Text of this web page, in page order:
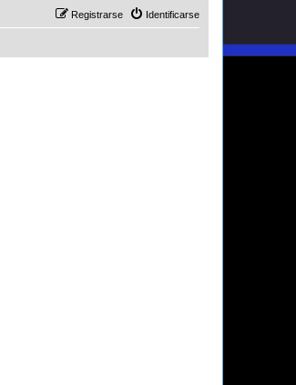
Identificarse
Registrarse